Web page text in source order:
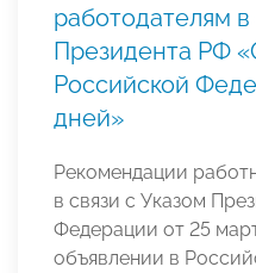
работодателям в
Президента РФ
Российской
дней»
Рекомендации
в связи с Указом
Федерации от 25
объявлении в